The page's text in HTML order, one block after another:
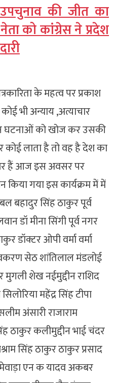
की जीत का
को कांग्रेस ने प्रदेश
के महत्व पर प्रकाश
भी अन्याय ,अत्याचार
घटनाओं को खोज कर उसकी
लाता है तो वह है देश का
हैं आज इस अवसर पर
किया गया इस कार्यक्रम में में
बहादुर सिंह ठाकुर पूर्व
डॉ मीना सिंगी पूर्व नगर
डॉक्टर ओपी वर्मा वर्मा
सेठ शांतिलाल मंडलोई
शेख नईमुद्दीन राशिद
महेंद्र सिंह टीपा
अंसारी राजाराम
ठाकुर कलीमुद्दीन भाई चंदर
सिंह ठाकुर ठाकुर प्रसाद
एन क यादव अकबर